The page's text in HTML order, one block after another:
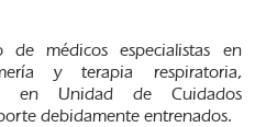
médicos especialistas en
y terapia respiratoria,
en Unidad de Cuidados
debidamente entrenados.